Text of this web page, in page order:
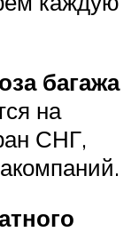
багажа
на
СНГ,